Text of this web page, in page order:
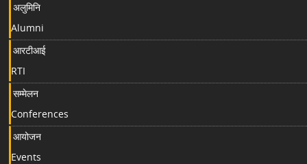
अलुमिनि
Alumni
आरटीआई
RTI
सम्मेलन
Conferences
आयोजन
Events